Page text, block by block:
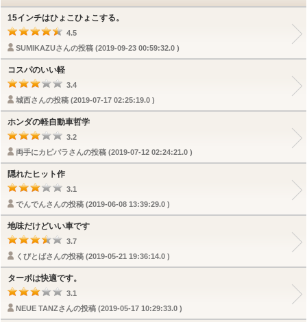
15インチはひょこひょこする。
4.5
SUMIKAZUさんの投稿 (2019-09-23 00:59:32.0 )
コスパのいい軽
3.4
城西さんの投稿 (2019-07-17 02:25:19.0 )
ホンダの軽自動車哲学
3.2
両手にカピバラさんの投稿 (2019-07-12 02:24:21.0 )
隠れたヒット作
3.1
でんでんさんの投稿 (2019-06-08 13:39:29.0 )
地味だけどいい車です
3.7
くびとばさんの投稿 (2019-05-21 19:36:14.0 )
ターボは快適です。
3.1
NEUE TANZさんの投稿 (2019-05-17 10:29:33.0 )